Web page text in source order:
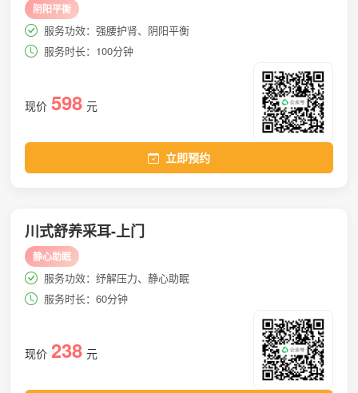
阴阳平衡
服务功效：强腰护肾、阴阳平衡
服务时长：100分钟
现价 598 元
立即预约
川式舒养采耳-上门
静心助眠
服务功效：纾解压力、静心助眠
服务时长：60分钟
现价 238 元